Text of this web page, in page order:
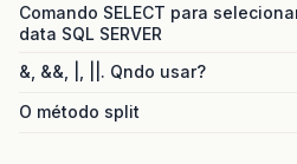
Comando SELECT para
data SQL SERVER
&, &&, |, ||. Qndo usar?
O método split